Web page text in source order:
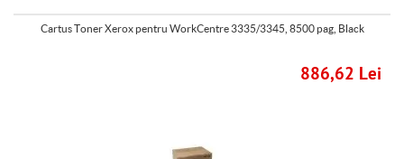
Cartus Toner Xerox pentru WorkCentre 3335/3345, 8500 pag, Black
886,62 Lei